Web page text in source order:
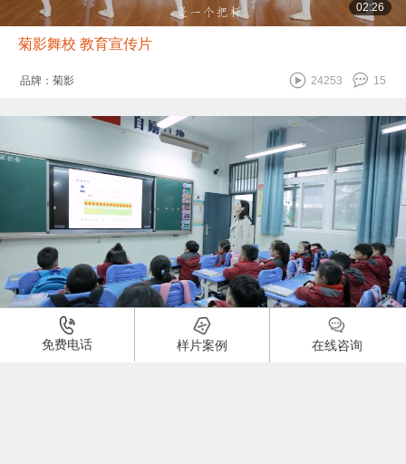
02:26
菊影舞校 教育宣传片
品牌：菊影 15
24253
信达外国语 学校宣传片
免费电话 样片案例 在线咨询